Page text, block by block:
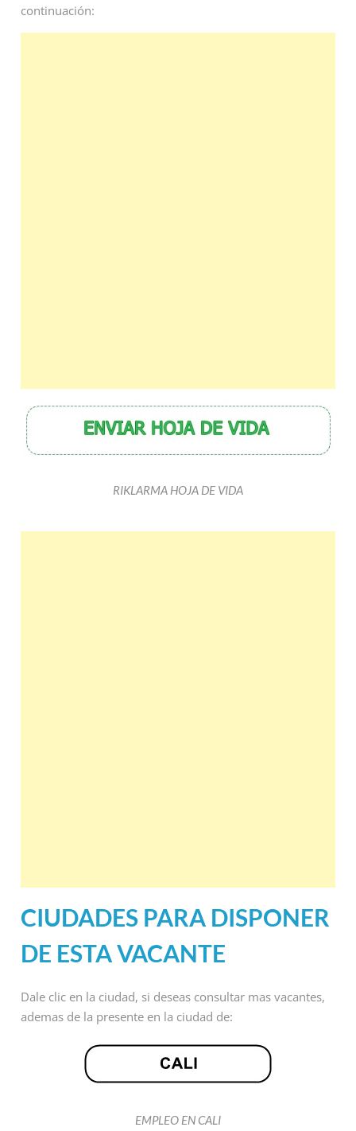
continuación:
RIKLARMA HOJA DE VIDA
CIUDADES PARA DISPONER
DE ESTA VACANTE
Dale clic en la ciudad, si deseas consultar mas vacantes,
ademas de la presente en la ciudad de:
EMPLEO EN CALI